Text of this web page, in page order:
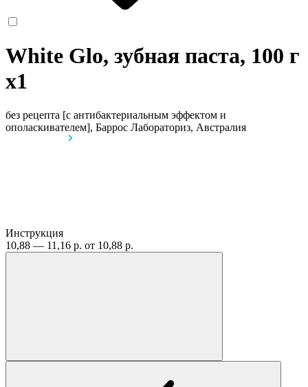
White Glo, зубная паста, 100 г
x1
без рецепта [с антибактериальным эффектом и
ополаскивателем], Баррос Лабораториз, Австралия
Инструкция
10,88 — 11,16 р. от 10,88 р.